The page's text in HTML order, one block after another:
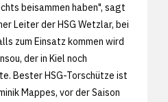
beisammen haben", sagt
Leiter der HSG Wetzlar, bei
zum Einsatz kommen wird
der in Kiel noch
Bester HSG-Torschütze ist
Mappes, vor der Saison